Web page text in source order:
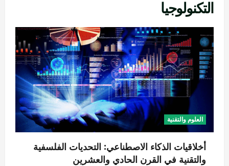
التكنولوجيا
العلوم والتقنية
أخلاقيات الذكاء الاصطناعي: التحديات الفلسفية
والتقنية في القرن الحادي والعشرين